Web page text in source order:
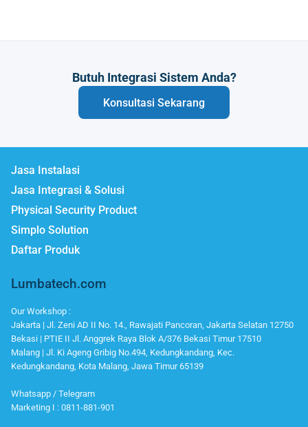
Butuh Integrasi Sistem Anda?
Konsultasi Sekarang
Jasa Instalasi
Jasa Integrasi & Solusi
Physical Security Product
Simplo Solution
Daftar Produk
Lumbatech.com
Our Workshop :
Jakarta | Jl. Zeni AD II No. 14., Rawajati Pancoran, Jakarta Selatan 12750
Bekasi | PTIE II Jl. Anggrek Raya Blok A/376 Bekasi Timur 17510
Malang | Jl. Ki Ageng Gribig No.494, Kedungkandang, Kec.
Kedungkandang, Kota Malang, Jawa Timur 65139
Whatsapp / Telegram
Marketing I : 0811-881-901